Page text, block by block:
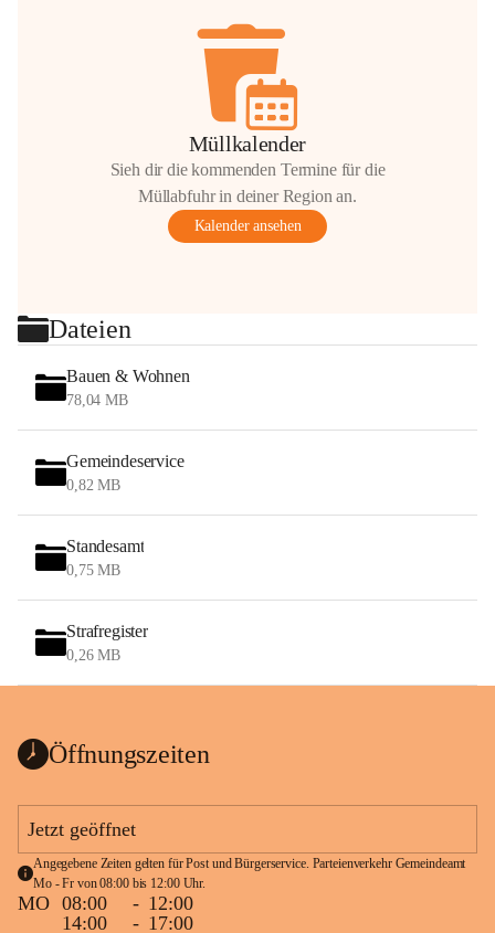
Müllkalender
Sieh dir die kommenden Termine für die
Müllabfuhr in deiner Region an.
Kalender ansehen
Dateien
Bauen & Wohnen
78,04 MB
Gemeindeservice
0,82 MB
Standesamt
0,75 MB
Strafregister
0,26 MB
Öffnungszeiten
Jetzt geöffnet
Angegebene Zeiten gelten für Post und Bürgerservice. Parteienverkehr Gemeindeamt
Mo - Fr von 08:00 bis 12:00 Uhr.
MO 08:00 - 12:00
14:00
- 17:00